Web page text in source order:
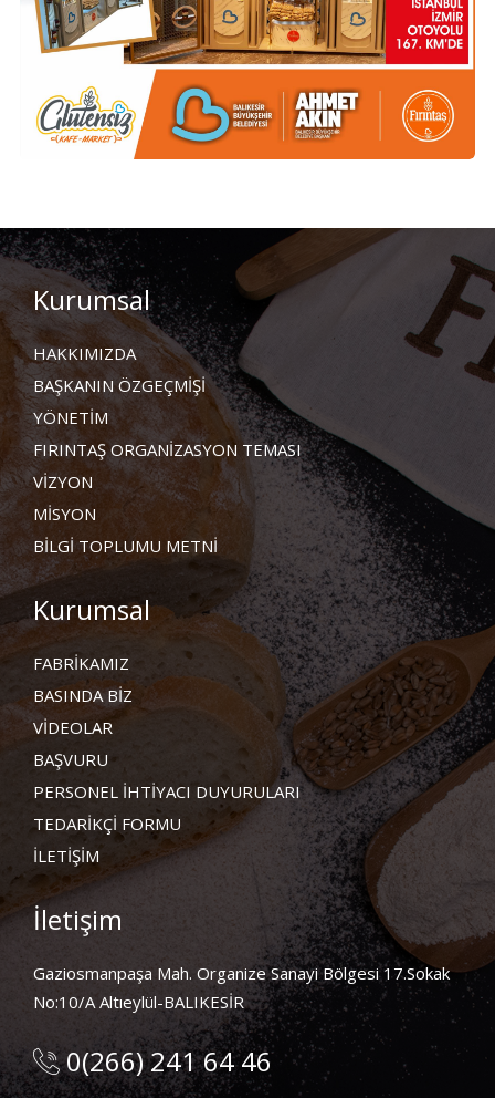
Kurumsal
HAKKIMIZDA
BAŞKANIN ÖZGEÇMİŞİ
YÖNETİM
FIRINTAŞ ORGANİZASYON TEMASI
VİZYON
MİSYON
BİLGİ TOPLUMU METNİ
Kurumsal
FABRİKAMIZ
BASINDA BİZ
VİDEOLAR
BAŞVURU
PERSONEL İHTİYACI DUYURULARI
TEDARİKÇİ FORMU
İLETİŞİM
İletişim
Gaziosmanpaşa Mah. Organize Sanayi Bölgesi 17.Sokak
No:10/A Altıeylül-BALIKESİR
0(266) 241 64 46